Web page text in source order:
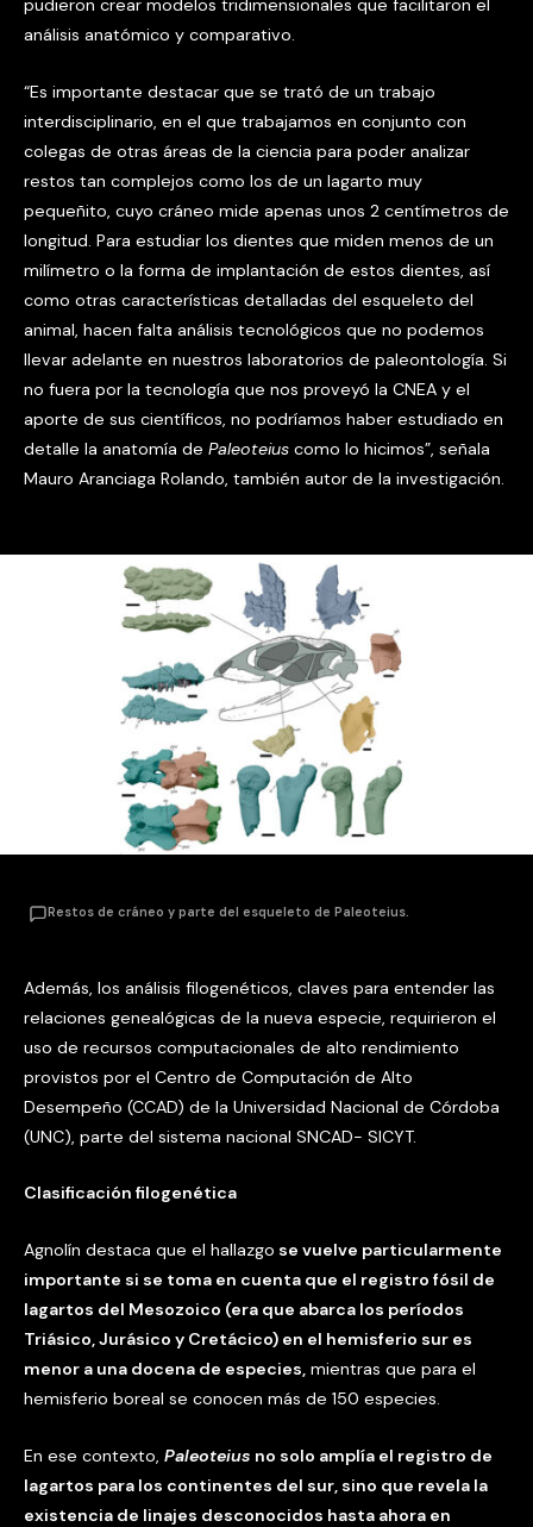
pudieron crear modelos tridimensionales que facilitaron el
análisis anatómico y comparativo.
“Es importante destacar que se trató de un trabajo
interdisciplinario, en el que trabajamos en conjunto con
colegas de otras áreas de la ciencia para poder analizar
restos tan complejos como los de un lagarto muy
pequeñito, cuyo cráneo mide apenas unos 2 centímetros de
longitud. Para estudiar los dientes que miden menos de un
milímetro o la forma de implantación de estos dientes, así
como otras características detalladas del esqueleto del
animal, hacen falta análisis tecnológicos que no podemos
llevar adelante en nuestros laboratorios de paleontología. Si
no fuera por la tecnología que nos proveyó la CNEA y el
aporte de sus científicos, no podríamos haber estudiado en
detalle la anatomía de Paleoteius como lo hicimos”, señala
Mauro Aranciaga Rolando, también autor de la investigación.
Restos de cráneo y parte del esqueleto de Paleoteius.
Además, los análisis filogenéticos, claves para entender las
relaciones genealógicas de la nueva especie, requirieron el
uso de recursos computacionales de alto rendimiento
provistos por el Centro de Computación de Alto
Desempeño (CCAD) de la Universidad Nacional de Córdoba
(UNC), parte del sistema nacional SNCAD- SICYT.
Clasificación filogenética
Agnolín destaca que el hallazgo se vuelve particularmente
importante si se toma en cuenta que el registro fósil de
lagartos del Mesozoico (era que abarca los períodos
Triásico, Jurásico y Cretácico) en el hemisferio sur es
menor a una docena de especies, mientras que para el
hemisferio boreal se conocen más de 150 especies.
En ese contexto, Paleoteius no solo amplía el registro de
lagartos para los continentes del sur, sino que revela la
existencia de linajes desconocidos hasta ahora en